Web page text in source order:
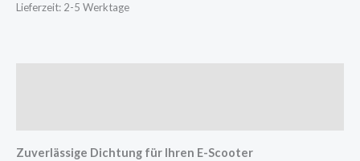
Lieferzeit: 2-5 Werktage
Zuverlässige Dichtung für Ihren E-Scooter